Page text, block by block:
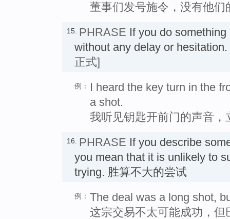
董事们发号施令，没有他
15. PHRASE If you do something
without any delay or
正式]
例：
I heard the key turn in the
a shot.
我听见钥匙开前门的声音，
16. PHRASE If you describe
you mean that it is unlikely to
trying. 胜算不大的尝试
例： The deal was a long shot,
这宗交易不太可能成功，